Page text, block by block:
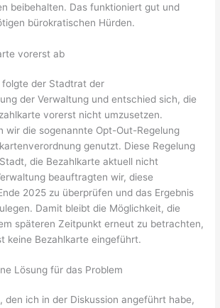
beibehalten. Das funktioniert gut und
bürokratischen Hürden.
vorerst ab
folgte der Stadtrat der
der Verwaltung und entschied sich, die
vorerst nicht umzusetzen.
wir die sogenannte Opt-Out-Regelung
genutzt. Diese Regelung
die Bezahlkarte aktuell nicht
beauftragten wir, diese
2025 zu überprüfen und das Ergebnis
Damit bleibt die Möglichkeit, die
späteren Zeitpunkt erneut zu betrachten,
keine Bezahlkarte eingeführt.
Lösung für das Problem
den ich in der Diskussion angeführt habe,